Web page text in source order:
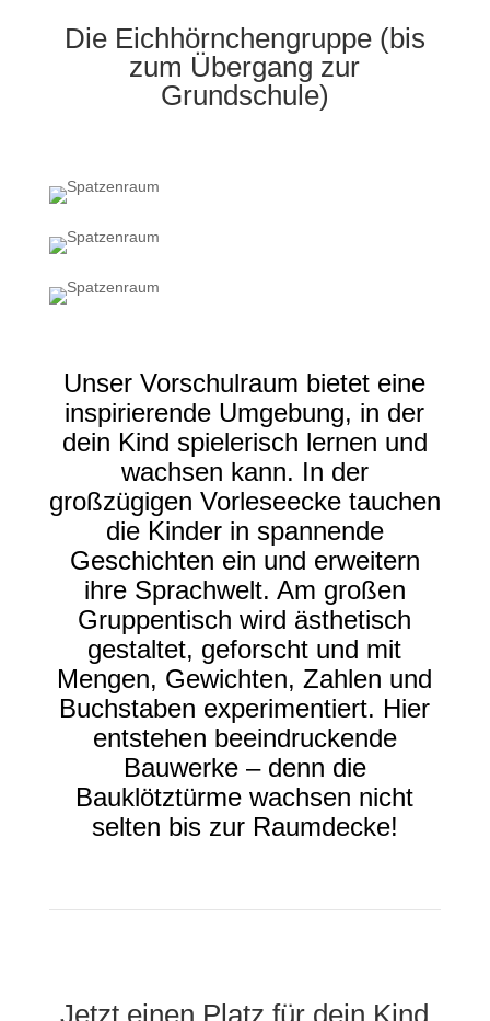
Die Eichhörnchengruppe (bis
zum Übergang zur
Grundschule)
Unser Vorschulraum bietet eine
inspirierende Umgebung, in der
dein Kind spielerisch lernen und
wachsen kann. In der
großzügigen Vorleseecke tauchen
die Kinder in spannende
Geschichten ein und erweitern
ihre Sprachwelt. Am großen
Gruppentisch wird ästhetisch
gestaltet, geforscht und mit
Mengen, Gewichten, Zahlen und
Buchstaben experimentiert. Hier
entstehen beeindruckende
Bauwerke – denn die
Bauklötztürme wachsen nicht
selten bis zur Raumdecke!
Jetzt einen Platz für dein Kind